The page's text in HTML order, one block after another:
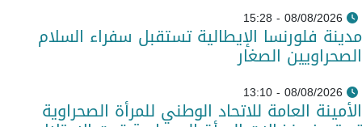
08/08/2026 - 15:28
مدينة فلورنسا الإيطالية تستقبل سفراء السلام
الصحراويين الصغار
08/08/2026 - 13:10
الأمينة العامة للاتحاد الوطني للمرأة الصحراوية